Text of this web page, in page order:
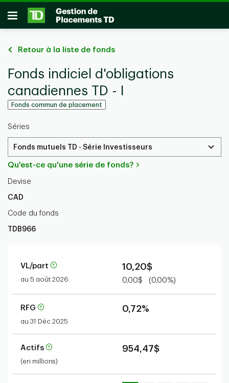
Passer au contenu principal
Ouvrir
Retour à la liste de fonds
Fonds indiciel d'obligations
canadiennes TD - I
Fonds commun de placement
Séries
Fonds mutuels TD - Série Investisseurs
Qu'est-ce qu'une série de fonds?
Devise
CAD
Code du fonds
TDB966
VL/part
au 5 août 2026
10,20$
0,00$ (0,00%)
RFG
au 31 Déc 2025
0,72%
Actifs
(en millions)
954,47$